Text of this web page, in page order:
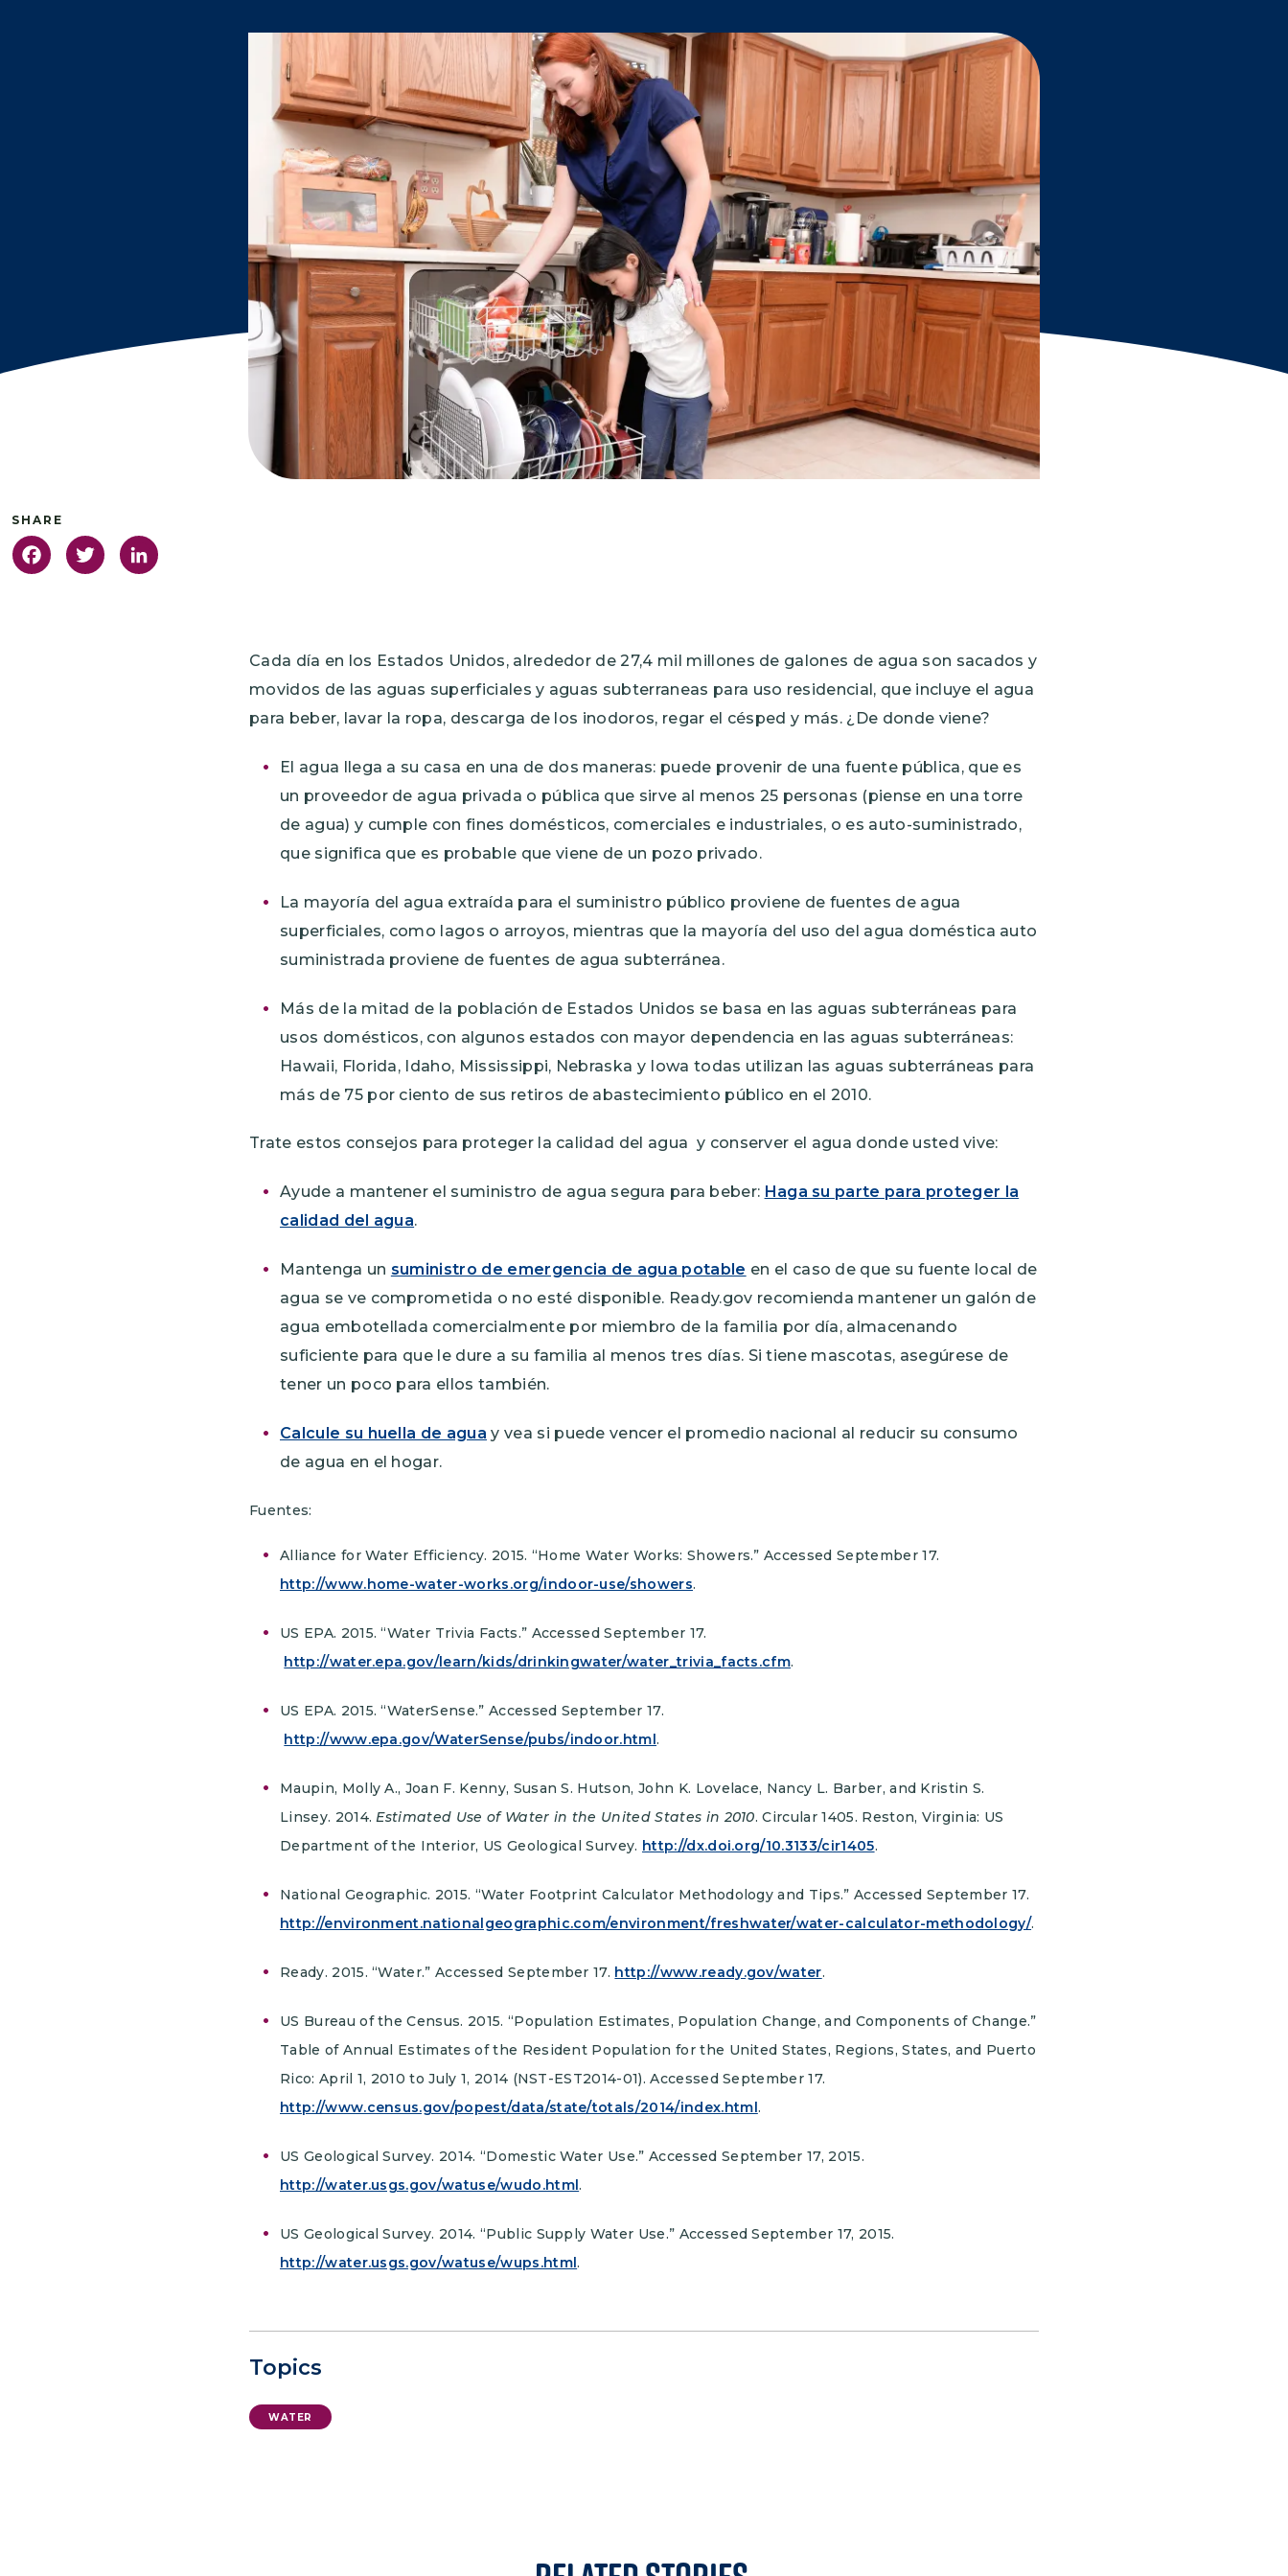
Sunwise
EMPLOYEE ENGAGEMENT
Research and Best Practices
Projects and Services
PUBLIC CAMPAIGNS
Environmental Education Week
NEEF x Cumbre Kids
NHL, NBA, and iHeartEarth PSA Campaigns
FacebookTwitter
Cada dí­a en los Estados Unidos, alrededor de 27,4 mil millones de galones de agua son sacados y
movidos de las aguas superficiales y aguas subterraneas para uso residencial, que incluye el agua
para beber, lavar la ropa, descarga de los inodoros, regar el césped y más. ¿De donde viene?
El agua llega a su casa en una de dos maneras: puede provenir de una fuente pública, que es
un proveedor de agua privada o pública que sirve al menos 25 personas (piense en una torre
de agua) y cumple con fines domésticos, comerciales e industriales, o es auto-suministrado,
que significa que es probable que viene de un pozo privado.
La mayorí­a del agua extraí­da para el suministro público proviene de fuentes de agua
superficiales, como lagos o arroyos, mientras que la mayorí­a del uso del agua doméstica auto
suministrada proviene de fuentes de agua subterránea.
Más de la mitad de la población de Estados Unidos se basa en las aguas subterráneas para
usos domésticos, con algunos estados con mayor dependencia en las aguas subterráneas:
Hawaii, Florida, Idaho, Mississippi, Nebraska y Iowa todas utilizan las aguas subterráneas para
más de 75 por ciento de sus retiros de abastecimiento público en el 2010.
Trate estos consejos para proteger la calidad del agua y conserver el agua donde usted vive:
Ayude a mantener el suministro de agua segura para beber: Haga su parte para proteger la
calidad del agua.
Mantenga un suministro de emergencia de agua potable en el caso de que su fuente local de
agua se ve comprometida o no esté disponible. Ready.gov recomienda mantener un galón de
agua embotellada comercialmente por miembro de la familia por dí­a, almacenando
suficiente para que le dure a su familia al menos tres dí­as. Si tiene mascotas, asegúrese de
tener un poco para ellos también.
Calcule su huella de agua y vea si puede vencer el promedio nacional al reducir su consumo
de agua en el hogar.
Fuentes:
Alliance for Water Efficiency. 2015. “Home Water Works: Showers.” Accessed September 17.
http://www.home-water-works.org/indoor-use/showers.
US EPA. 2015. “Water Trivia Facts.” Accessed September 17.
http://water.epa.gov/learn/kids/drinkingwater/water_trivia_facts.cfm.
US EPA. 2015. “WaterSense.” Accessed September 17.
http://www.epa.gov/WaterSense/pubs/indoor.html.
Maupin, Molly A., Joan F. Kenny, Susan S. Hutson, John K. Lovelace, Nancy L. Barber, and Kristin S.
Linsey. 2014.Estimated Use of Water in the United States in 2010. Circular 1405. Reston, Virginia: US
Department of the Interior, US Geological Survey. http://dx.doi.org/10.3133/cir1405.
National Geographic. 2015. “Water Footprint Calculator Methodology and Tips.” Accessed September 17.
http://environment.nationalgeographic.com/environment/freshwater/water-calculator-methodology/.
Ready. 2015. “Water.” Accessed September 17. http://www.ready.gov/water.
US Bureau of the Census. 2015. “Population Estimates, Population Change, and Components of Change.”
Table of Annual Estimates of the Resident Population for the United States, Regions, States, and Puerto
Rico: April 1, 2010 to July 1, 2014 (NST-EST2014-01). Accessed September 17.
http://www.census.gov/popest/data/state/totals/2014/index.html.
US Geological Survey. 2014. “Domestic Water Use.” Accessed September 17, 2015.
http://water.usgs.gov/watuse/wudo.html.
US Geological Survey. 2014. “Public Supply Water Use.” Accessed September 17, 2015.
http://water.usgs.gov/watuse/wups.html.
Topics
WATER